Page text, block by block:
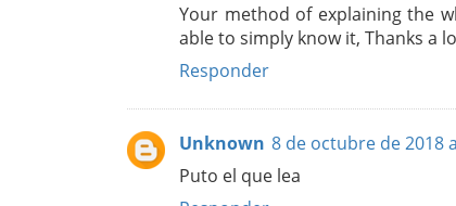
Your method of explaining the
able to simply know it, Thanks a
Responder
Unknown 8 de octubre de 2018
Puto el que lea